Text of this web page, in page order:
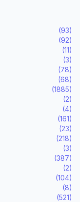
(93)
(92)
(11)
(3)
(78)
(68)
(1885)
(2)
(4)
(161)
(23)
(218)
(3)
(387)
(2)
(104)
(8)
(521)